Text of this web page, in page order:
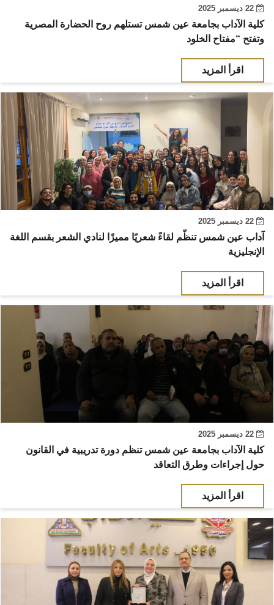
كلية الآداب بجامعة عين شمس تستلهم روح الحضارة المصرية
وتفتح “مفتاح الخلود
اقرأ المزيد
آداب عين شمس تنظّم لقاءً شعريًا مميزًا لنادي الشعر بقسم اللغة
الإنجليزية
اقرأ المزيد
كلية الآداب بجامعة عين شمس تنظم دورة تدريبية في القانون
حول إجراءات وطرق التعاقد
اقرأ المزيد